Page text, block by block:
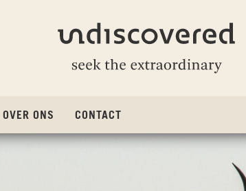
Undiscovered
OVER ONS CONTACT